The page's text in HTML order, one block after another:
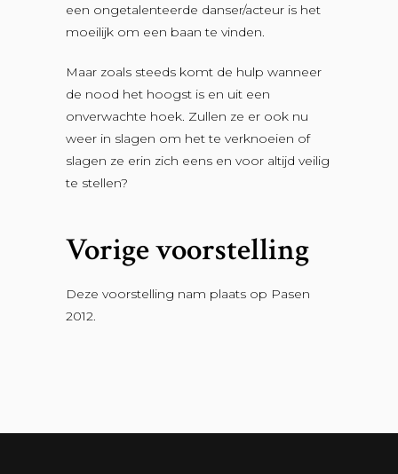
een ongetalenteerde danser/acteur is het
moeilijk om een baan te vinden.
Maar zoals steeds komt de hulp wanneer
de nood het hoogst is en uit een
onverwachte hoek. Zullen ze er ook nu
weer in slagen om het te verknoeien of
slagen ze erin zich eens en voor altijd veilig
te stellen?
Vorige voorstelling
Deze voorstelling nam plaats op Pasen
2012.